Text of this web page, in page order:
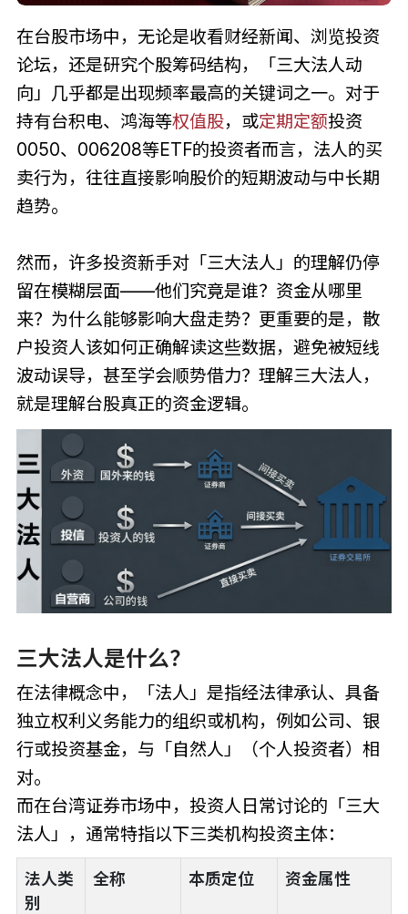
在台股市场中，无论是收看财经新闻、浏览投资
论坛，还是研究个股筹码结构，「三大法人动
向」几乎都是出现频率最高的关键词之一。对于
持有台积电、鸿海等权值股，或定期定额投资
0050、006208等ETF的投资者而言，法人的买
卖行为，往往直接影响股价的短期波动与中长期
趋势。
然而，许多投资新手对「三大法人」的理解仍停
留在模糊层面——他们究竟是谁？资金从哪里
来？为什么能够影响大盘走势？更重要的是，散
户投资人该如何正确解读这些数据，避免被短线
波动误导，甚至学会顺势借力？理解三大法人，
就是理解台股真正的资金逻辑。
三大法人是什么？
在法律概念中，「法人」是指经法律承认、具备
独立权利义务能力的组织或机构，例如公司、银
行或投资基金，与「自然人」（个人投资者）相
对。
而在台湾证券市场中，投资人日常讨论的「三大
法人」，通常特指以下三类机构投资主体：
法人类
别
全称 本质定位 资金属性